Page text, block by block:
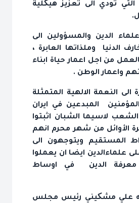
تودي الى تعزيز هيکلية
الدين والمسؤولين الى
الدنيا وملذاتها العابرة ،
من اجل اعمار حياة ابناء
واعمار الوطن .
الى النعمة الالهية المتمثلة
المبدعين في ايران
الشعب لاسيما الشبان اثبتوا
الأوائل من شهر محرم انهم
المستقيم ويتوجهون الى
علماءالدين ايضا ان يعملوا
الدين في اوساط
علي مشکيني رئيس مجلس